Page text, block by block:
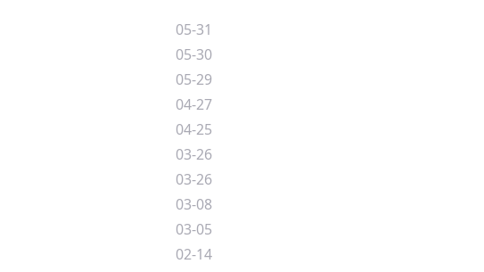
05-31
05-30
05-29
04-27
04-25
03-26
03-26
03-08
03-05
02-14